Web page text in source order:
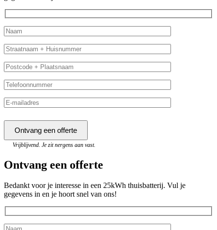
Vrijblijvend. Je zit nergens aan vast.
Ontvang een offerte
Bedankt voor je interesse in een 25kWh thuisbatterij. Vul je
gegevens in en je hoort snel van ons!